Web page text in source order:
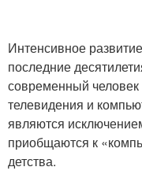
Интенсивное
последние
современный человек
телевидения и
являются
приобщаются к
детства.